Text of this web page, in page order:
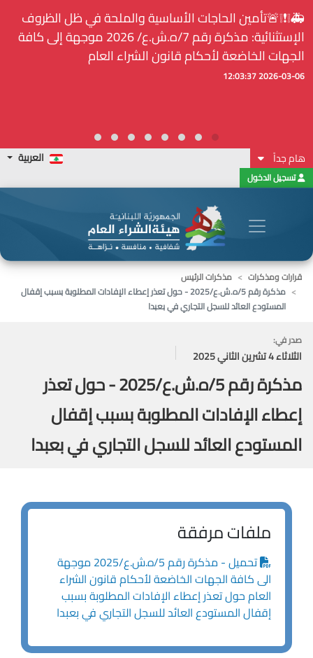
🚑❕❗❕🚨تأمين الحاجات الأساسية والملحة في ظل الظروف
الإستثنائية: مذكرة رقم 7/ه.ش.ع/ 2026 موجهة إلى كافة
الجهات الخاضعة لأحكام قانون الشراء العام
2026-03-06 12:03:37
هام جداً العربية
تسجيل الدخول
قرارات ومذكرات
مذكرات الرئيس
مذكرة رقم 5/ه.ش.ع/2025 - حول تعذر إعطاء الإفادات المطلوبة بسبب إقفال
المستودع العائد للسجل التجاري في بعبدا
صدر في:
الثلاثاء 4 تشرين الثاني 2025
مذكرة رقم 5/ه.ش.ع/2025 - حول تعذر
إعطاء الإفادات المطلوبة بسبب إقفال
المستودع العائد للسجل التجاري في بعبدا
ملفات مرفقة
تحميل - مذكرة رقم 5/ه.ش.ع/2025 موجهة
الى كافة الجهات الخاضعة لأحكام قانون الشراء
العام حول تعذر إعطاء الإفادات المطلوبة بسبب
إقفال المستودع العائد للسجل التجاري في بعبدا